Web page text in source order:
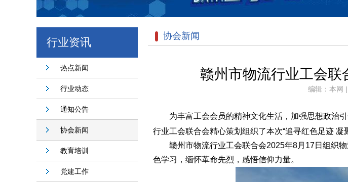
行业资讯
热点新闻
行业动态
通知公告
协会新闻
教育培训
党建工作
协会新闻
赣州市物流行业工会联
编辑：本网
为丰富工会会员的精神文化生活，加强思想政治
行业工会联合会精心策划组织了本次“追寻红色足迹 凝
赣州市物流行业工会联合会2025年8月17日组织
色学习 ，缅怀革命先烈，感悟信仰力量。